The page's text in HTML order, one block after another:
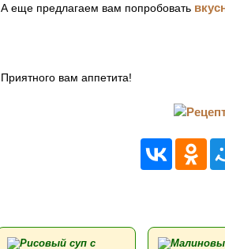
А еще предлагаем вам попробовать
Приятного вам аппетита!